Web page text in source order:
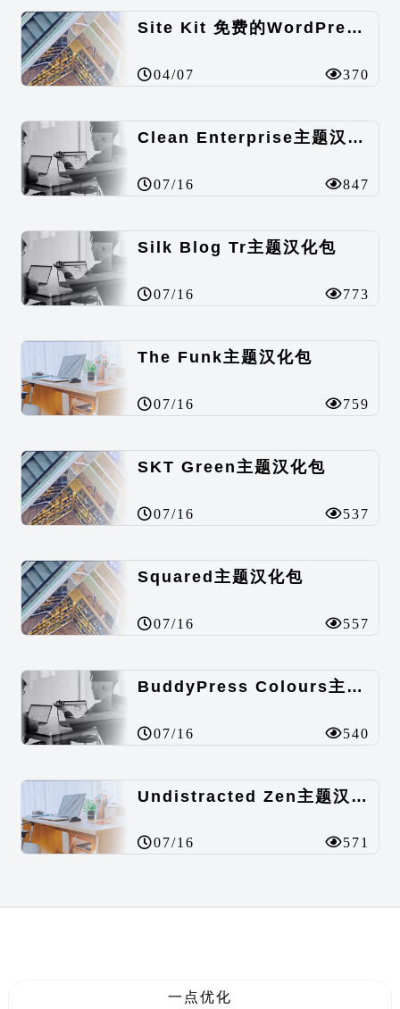
Site Kit 免费的WordPress数据统计插件
04/07 370
Clean Enterprise主题汉化包
07/16 847
Silk Blog Tr主题汉化包
07/16 773
The Funk主题汉化包
07/16 759
SKT Green主题汉化包
07/16 537
Squared主题汉化包
07/16 557
BuddyPress Colours主题汉化包
07/16 540
Undistracted Zen主题汉化包
07/16 571
一点优化